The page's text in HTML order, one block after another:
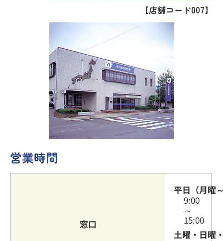
シミュレーション
事業性ローン
投資信託
その他のサービス
よくあるご質問
【店舗コード007】
営業時間
窓口
平日（月曜
9:00
～
15:00
土曜・日曜